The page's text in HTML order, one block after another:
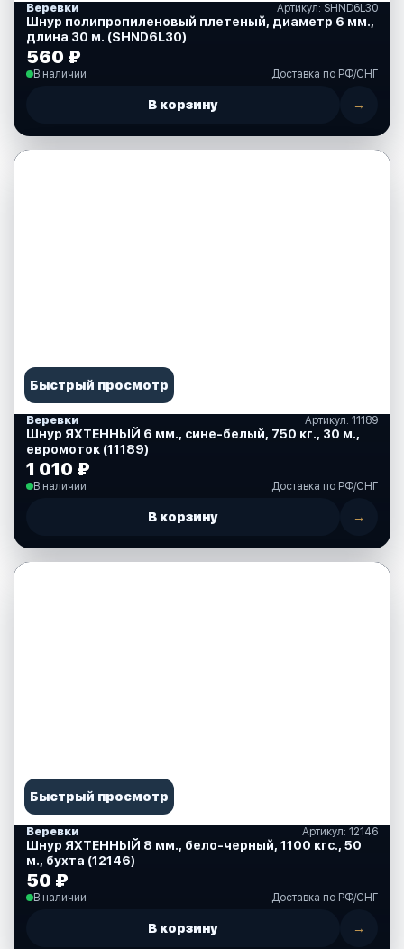
Веревки Артикул: SHND6L30
Шнур полипропиленовый плетеный, диаметр 6 мм.,
длина 30 м. (SHND6L30)
560 ₽
В наличии Доставка по РФ/СНГ
В корзину →
Быстрый просмотр
Веревки Артикул: 11189
Шнур ЯХТЕННЫЙ 6 мм., сине-белый, 750 кг., 30 м.,
евромоток (11189)
1 010 ₽
В наличии Доставка по РФ/СНГ
В корзину →
Быстрый просмотр
Веревки Артикул: 12146
Шнур ЯХТЕННЫЙ 8 мм., бело-черный, 1100 кгс., 50
м., бухта (12146)
50 ₽
В наличии Доставка по РФ/СНГ
В корзину →